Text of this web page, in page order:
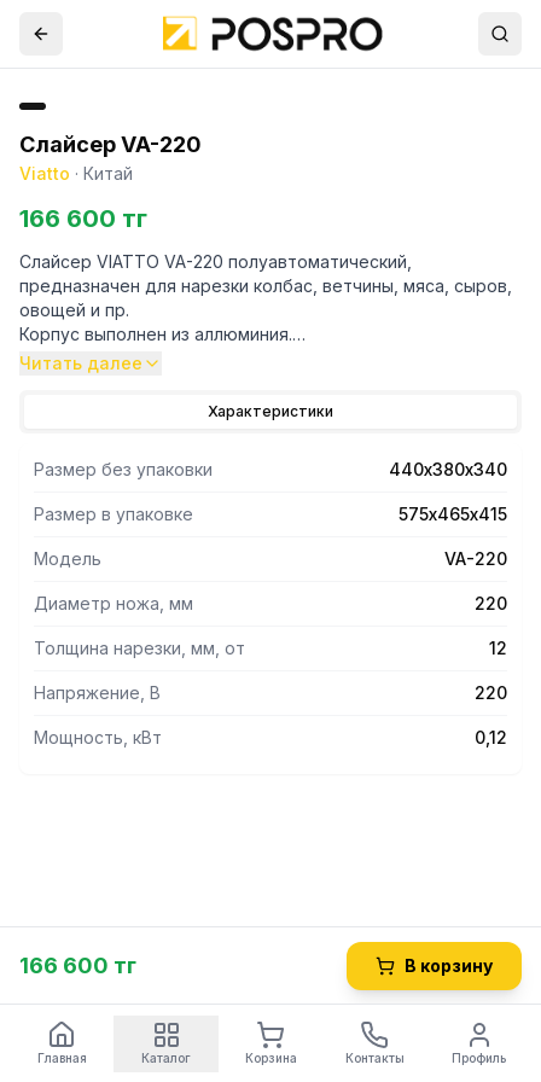
Слайсер VA-220
Viatto · Китай
166 600 тг
Слайсер VIATTO VA-220 полуавтоматический,
предназначен для нарезки колбас, ветчины, мяса, сыров,
овощей и пр.
Корпус выполнен из аллюминия.
Диаметр ножа 220 мм
Читать далее
Характеристики
Размер без упаковки 440х380х340
Размер в упаковке 575х465х415
Модель VA-220
Диаметр ножа, мм 220
Толщина нарезки, мм, от 12
Напряжение, В 220
Мощность, кВт 0,12
166 600 тг В корзину
Главная Каталог Корзина Контакты Профиль